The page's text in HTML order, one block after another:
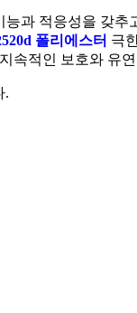
과 적응성을 갖추
폴리에스터 극
속적인 보호와 유
.